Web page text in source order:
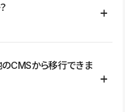
、LP、採用サイト、ブロ
・商品紹介サイト、ポートフ
CMSから移行できま